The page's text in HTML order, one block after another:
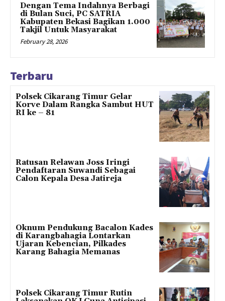
Dengan Tema Indahnya Berbagi
di Bulan Suci, PC SATRIA
Kabupaten Bekasi Bagikan 1.000
Takjil Untuk Masyarakat
February 28, 2026
Terbaru
Polsek Cikarang Timur Gelar
Korve Dalam Rangka Sambut HUT
RI ke – 81
Ratusan Relawan Joss Iringi
Pendaftaran Suwandi Sebagai
Calon Kepala Desa Jatireja
Oknum Pendukung Bacalon Kades
di Karangbahagia Lontarkan
Ujaran Kebencian, Pilkades
Karang Bahagia Memanas
Polsek Cikarang Timur Rutin